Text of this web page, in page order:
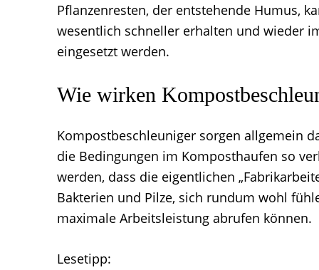
Pflanzenresten, der entstehende Humus,
wesentlich schneller erhalten und wieder
eingesetzt werden.
Wie wirken
Kompostbeschleuniger sorgen allgemein
die Bedingungen im Komposthaufen so
werden, dass die eigentlichen
Bakterien und Pilze, sich rundum wohl
maximale Arbeitsleistung abrufen können.
Lesetipp: